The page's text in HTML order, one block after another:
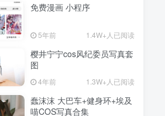
免费漫画 小程序
5年前 1.4W+人已阅读
樱井宁宁cos风纪委员写真套
图
4年前 1.3W+人已阅读
蠢沫沫 大巴车+健身环+埃及
喵COS写真合集